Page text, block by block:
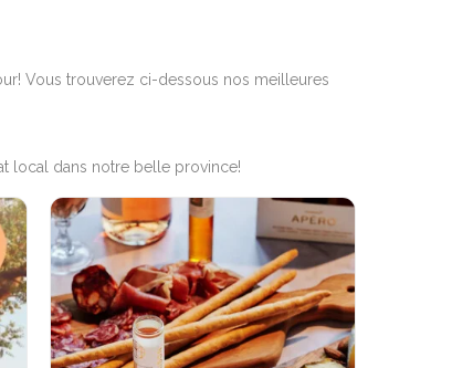
Vous trouverez ci-dessous nos meilleures
local dans notre belle province!